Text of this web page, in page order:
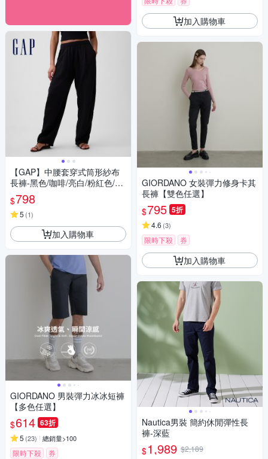
【GAP】中腰套穿式筒形紗布
長褲-黑色/咖啡/亮白/粉紅色/襯
衫藍(874410)
$798
5 (1)
加入購物車
GIORDANO 男裝彈力冰冰短褲
【多色任選】
$614 63折
5 (23) 總銷量>100
限時下殺 券
加入購物車
GIORDANO 女裝彈力修身卡其
長褲【雙色任選】
$795 5折
4.6 (3)
限時下殺 券
加入購物車
Nautica男裝 簡約休閒彈性長
褲-深藍
$1,989 $2,189